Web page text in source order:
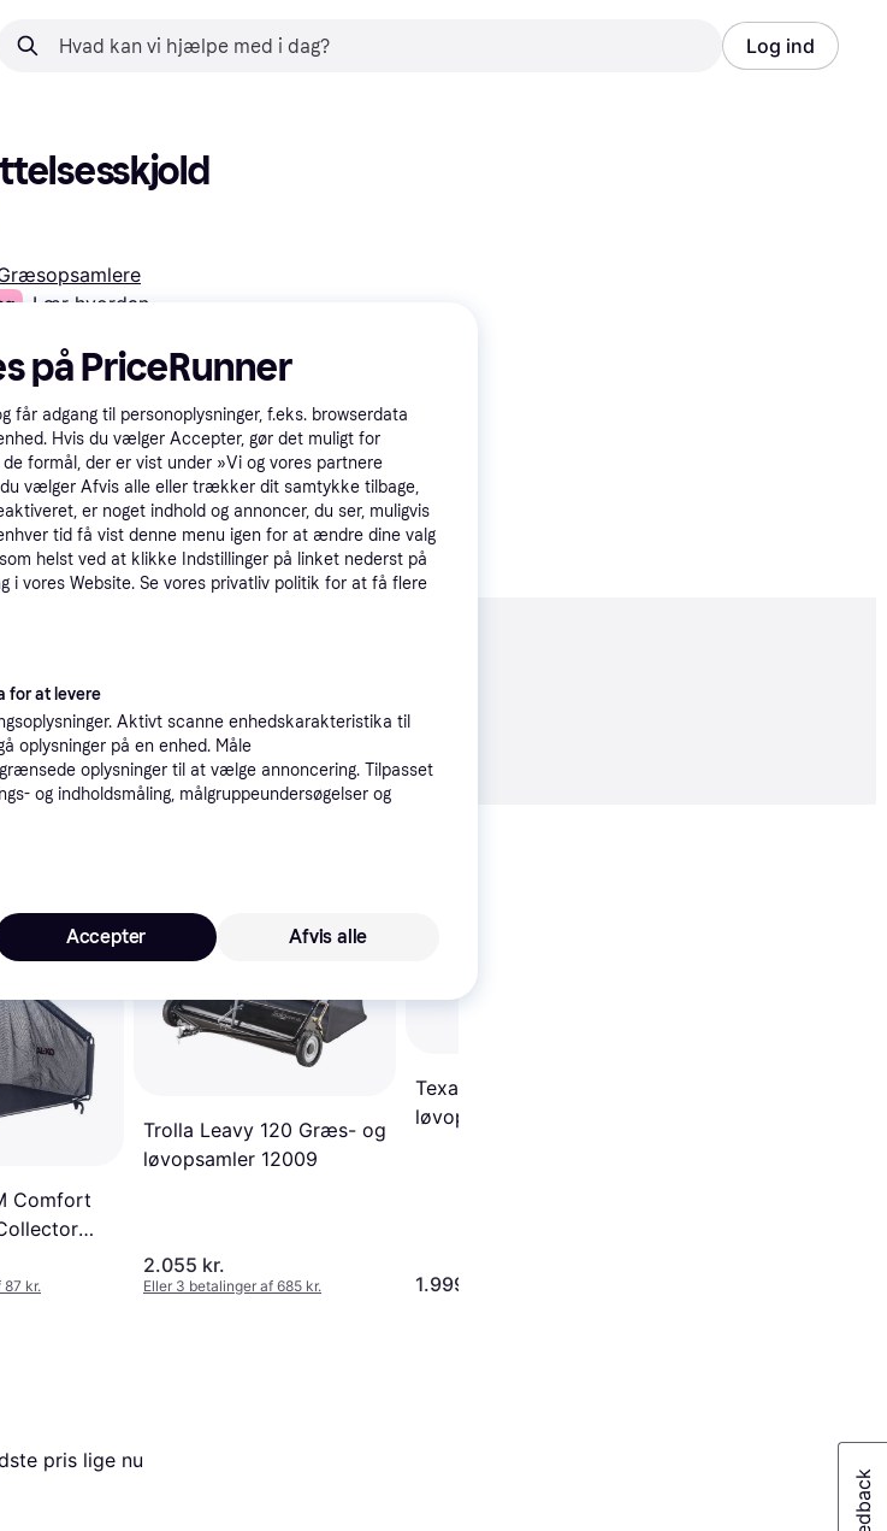
Log ind
Lær hvordan
426 kr.
Comfort
kr.
Trolla Leavy 120 Græs- og
løvopsamler 12009
2.055 kr.
Eller 3 betalinger af 685 kr.
Texas Græs- og
løvopsamler 300L
1.999 kr.
pris lige nu
på PriceRunner
får adgang til personoplysninger, f.eks. browserdata
Hvis du vælger Accepter, gør det muligt for
formål, der er vist under »Vi og vores partnere
vælger Afvis alle eller trækker dit samtykke tilbage,
er noget indhold og annoncer, du ser, muligvis
tid få vist denne menu igen for at ændre dine valg
helst ved at klikke Indstillinger på linket nederst på
i vores Website. Se vores privatliv politik for at få flere
for at levere
Aktivt scanne enhedskarakteristika til
oplysninger på en enhed. Måle
oplysninger til at vælge annoncering. Tilpasset
og indholdsmåling, målgruppeundersøgelser og
Afvis alle
Accepter